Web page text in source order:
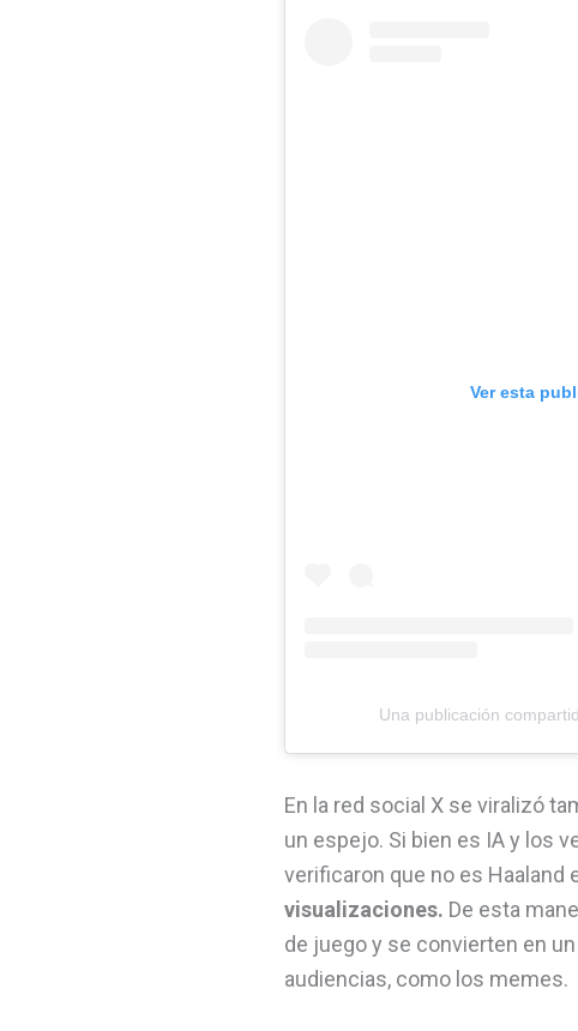
Ver esta
Una publicación
En la red social X se viralizó
un espejo. Si bien es IA y los
verificaron que no es Haaland
visualizaciones. De esta
de juego y se convierten en
audiencias, como los memes.